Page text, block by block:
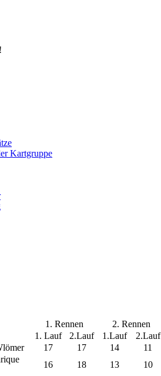
Kartgruppe
1. Rennen
2. Rennen
1. Lauf
2.Lauf 1.Lauf
2.Lauf
17 17 14 11
16 18 13 10